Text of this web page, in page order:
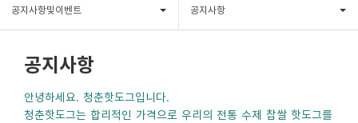
공지사항및이벤트 공지사항
공지사항
안녕하세요. 청춘핫도그입니다.
청춘핫도그는 합리적인 가격으로 우리의 전통 수제 찹쌀 핫도그를